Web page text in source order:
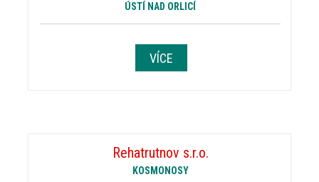
ÚSTÍ NAD ORLICÍ
VÍCE
Rehatrutnov s.r.o.
KOSMONOSY